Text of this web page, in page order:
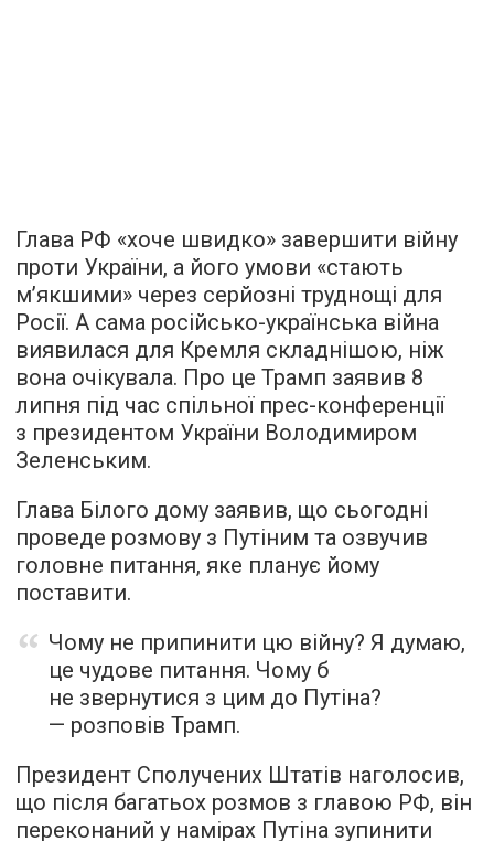
Глава РФ «хоче швидко» завершити війну
проти України, а його умови «стають
м’якшими» через серйозні труднощі для
Росії. А сама російсько-українська війна
виявилася для Кремля складнішою, ніж
вона очікувала. Про це Трамп заявив 8
липня під час спільної прес-конференції
з президентом України Володимиром
Зеленським.
Глава Білого дому заявив, що сьогодні
проведе розмову з Путіним та озвучив
головне питання, яке планує йому
поставити.
Чому не припинити цю війну? Я думаю,
це чудове питання. Чому б
не звернутися з цим до Путіна?
— розповів Трамп.
Президент Сполучених Штатів наголосив,
що після багатьох розмов з главою РФ, він
переконаний у намірах Путіна зупинити